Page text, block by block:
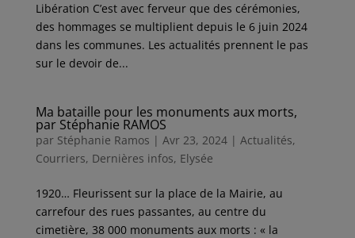
Libération C’est avec ferveur que des cérémonies,
des hommages se multiplient depuis le 6 juin 2024
dans les communes. Les actualités prennent le pas
sur le devoir de...
Ma bataille pour les monuments aux morts,
par Stéphanie RAMOS
par Stéphanie Ramos | Avr 23, 2024| Actualités,
Courriers, Dernières infos, Elysée
1920… Fleurissent sur la place de la Mairie, au
carrefour des rues passantes, au centre du
cimetière, 38 000 monuments aux morts : « la